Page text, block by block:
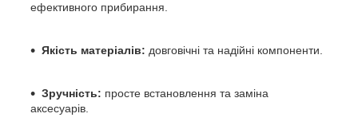
ефективного прибирання.
Якість матеріалів: довговічні та надійні компоненти.
Зручність: просте встановлення та заміна
аксесуарів.